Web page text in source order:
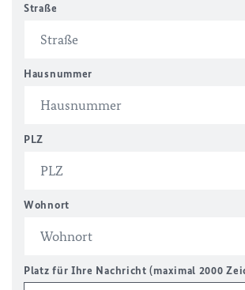
Straße
Hausnummer
PLZ
Wohnort
Platz für Ihre Nachricht (maximal 2000